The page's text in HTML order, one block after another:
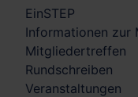
EinSTEP
Informationen zur
Mitgliedertreffen
Rundschreiben
Veranstaltungen